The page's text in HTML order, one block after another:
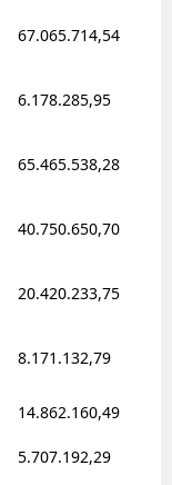
67.065.714,54
6.178.285,95
65.465.538,28
40.750.650,70
20.420.233,75
8.171.132,79
14.862.160,49
5.707.192,29